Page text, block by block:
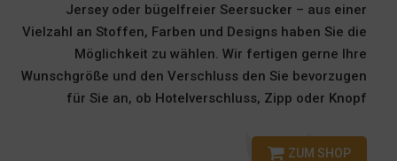
Jersey oder bügelfreier Seersucker – aus einer
Vielzahl an Stoffen, Farben und Designs haben Sie die
Möglichkeit zu wählen. Wir fertigen gerne Ihre
Wunschgröße und den Verschluss den Sie bevorzugen
für Sie an, ob Hotelverschluss, Zipp oder Knopf
ZUM SHOP